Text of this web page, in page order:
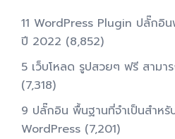
11 WordPress Plugin ปลั๊กอิ
ปี 2022 (8,852)
5 เว็บโหลด รูปสวยๆ ฟรี สามา
(7,318)
9 ปลั๊กอิน พื้นฐานที่จำเป็นสำหรั
WordPress (7,201)